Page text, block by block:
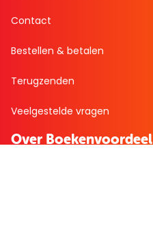
Contact
Bestellen & betalen
Terugzenden
Veelgestelde vragen
Over Boekenvoordeel